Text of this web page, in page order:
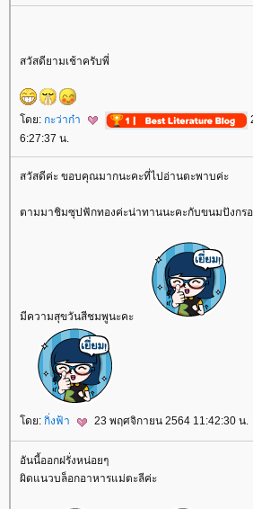
สวัสดียามเช้าครับพี่
ดย: กะว่าก๋า
6:27:37 น.
สวัสดีค่ะ ขอบคุณมากนะคะที่ไปอ่านตะพาบค่ะ
ตามมาชิมซุปฟักทองค่ะน่าทานนะคะกับขนมปังกรอ
มีความสุขวันสีชมพูนะคะ
ดย: กิ่งฟ้า 23 พฤศจิกายน 2564 11:42:30 น.
อันนี้ออกฝรั่งหน่อยๆ
ผิดแนวบล็อกอาหารแม่ตะลีค่ะ